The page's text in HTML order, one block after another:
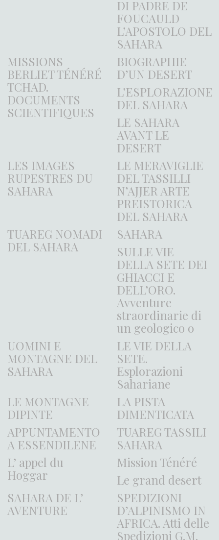
DI PADRE DE
FOUCAULD
L’APOSTOLO DEL
SAHARA
MISSIONS
BERLIET TÉNÉRÉ
TCHAD.
DOCUMENTS
SCIENTIFIQUES
BIOGRAPHIE
D’UN DESERT
L’ESPLORAZIONE
DEL SAHARA
LE SAHARA
AVANT LE
DESERT
LES IMAGES
RUPESTRES DU
SAHARA
LE MERAVIGLIE
DEL TASSILLI
N’AJJER ARTE
PREISTORICA
DEL SAHARA
TUAREG NOMADI
DEL SAHARA
SAHARA
SULLE VIE
DELLA SETE DEI
GHIACCI E
DELL’ORO.
Avventure
straordinarie di
un geologico o
UOMINI E
MONTAGNE DEL
SAHARA
LE VIE DELLA
SETE.
Esplorazioni
Sahariane
LE MONTAGNE
DIPINTE
LA PISTA
DIMENTICATA
APPUNTAMENTO
A ESSENDILENE
TUAREG TASSILI
SAHARA
L’ appel du
Hoggar
Mission Ténéré
Le grand desert
SAHARA DE L’
AVENTURE
SPEDIZIONI
D’ALPINISMO IN
AFRICA. Atti delle
Spedizioni G.M.